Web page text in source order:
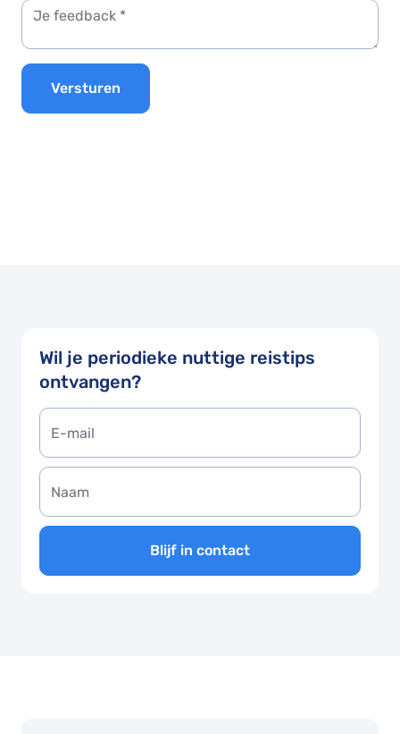
Versturen
Wil je periodieke nuttige reistips
ontvangen?
Blijf in contact